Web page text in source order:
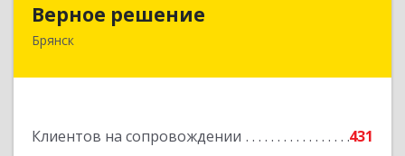
Верное решение
Брянск
Клиентов на сопровождении
431
241035, Брянская обл, Брянск г, Ульянова ул,